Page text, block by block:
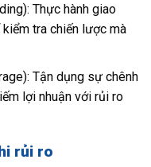
Thực hành giao
tra chiến lược mà
Tận dụng sự chênh
lợi nhuận với rủi ro
rủi ro